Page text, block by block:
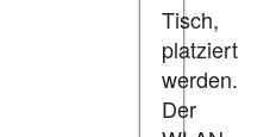
Tisch,
platziert
werden.
Der